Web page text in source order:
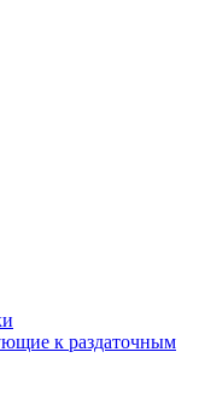
к раздаточным